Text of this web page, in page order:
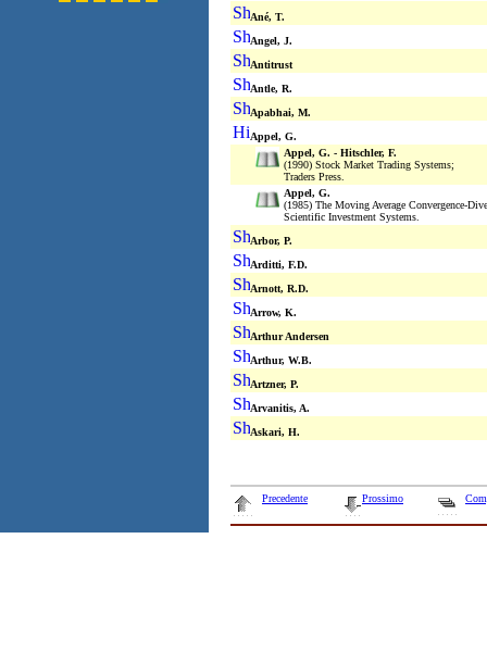
Ané, T.
Angel, J.
Antitrust
Antle, R.
Apabhai, M.
Appel, G.
Appel, G. - Hitschler, F.
(1990) Stock Market Trading Systems;
Traders Press.
Appel, G.
(1985) The Moving Average Convergence-
Scientific Investment Systems.
Arbor, P.
Arditti, F.D.
Arnott, R.D.
Arrow, K.
Arthur Andersen
Arthur, W.B.
Artzner, P.
Arvanitis, A.
Askari, H.
Precedente Prossimo